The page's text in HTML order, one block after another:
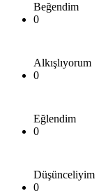
Beğendim
0
Alkışlıyorum
0
Eğlendim
0
Düşünceliyim
0